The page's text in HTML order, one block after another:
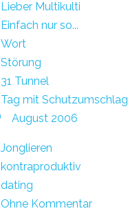
Lieber Multikulti
Einfach nur so...
Wort
Störung
31 Tunnel
Tag mit Schutzumschlag
August 2006
Jonglieren
kontraproduktiv
dating
Ohne Kommentar